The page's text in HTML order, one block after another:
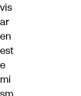
vis
ar
en
est
e
mi